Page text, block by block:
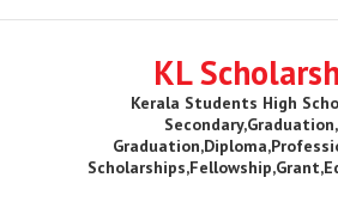
KL
Kerala Students High